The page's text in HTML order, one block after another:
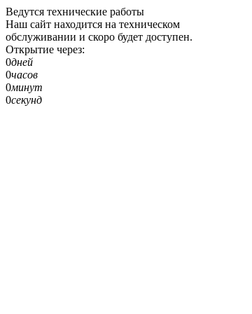
Ведутся технические работы
Наш сайт находится на техническом
обслуживании и скоро будет доступен.
Открытие через:
0дней
0часов
0минут
0секунд